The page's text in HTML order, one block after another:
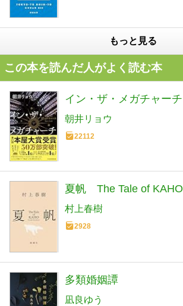
もっと見る
この本を読んだ人がよく読む本
イン・ザ・メガチャーチ
朝井リョウ
22112
夏帆 The Tale of KAHO
村上春樹
2928
多類婚姻譚
凪良ゆう